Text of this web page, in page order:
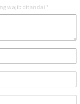
wajib ditandai *